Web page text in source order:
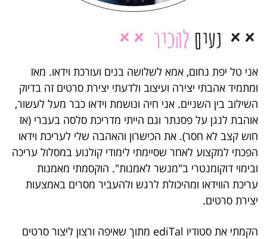
נעים להכיר
אני טל יפת נחום, אמא לשלושה בנים ועורכת וידאו. מאז
ומתמיד אהבתי יצירה ועיצוב ולדעתי יצירת סרטים זה בדיוק
השילוב בין השניים. אני חיה ונושמת וידאו כבר מעל לעשור,
אוהבת לנגן על פסנתר וגם הייתי מדריכת סלסה בעברי (אז
חוש קצב לא חסר). את הכישרון והאהבה שלי לעריכת וידאו
הפכתי למקצוע לאחר שסיימתי לימודי קולנוע במסלול עריכה
ובימוי דוקומנטרי ב"מנשר לאמנות". הוקסמתי מאמנות
עריכת הווידאו ומהיכולת לרגש ולהעביר מסרים באמצעות
יצירת סרטים.
הקמתי את סטודיו ediTal מתוך שאיפה ורצון ליצור סרטים